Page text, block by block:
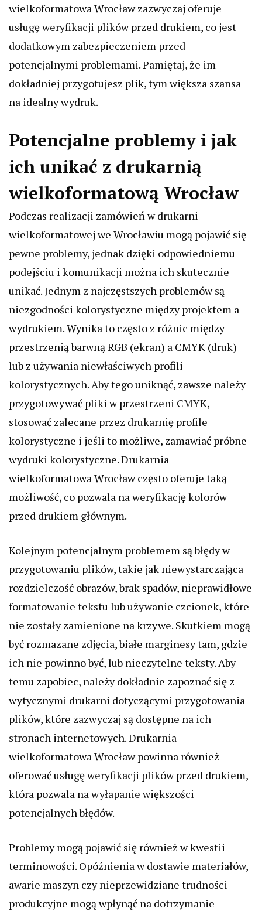
wielkoformatowa Wrocław zazwyczaj oferuje
usługę weryfikacji plików przed drukiem, co jest
dodatkowym zabezpieczeniem przed
potencjalnymi problemami. Pamiętaj, że im
dokładniej przygotujesz plik, tym większa szansa
na idealny wydruk.
Potencjalne problemy i jak
ich unikać z drukarnią
wielkoformatową Wrocław
Podczas realizacji zamówień w drukarni
wielkoformatowej we Wrocławiu mogą pojawić się
pewne problemy, jednak dzięki odpowiedniemu
podejściu i komunikacji można ich skutecznie
unikać. Jednym z najczęstszych problemów są
niezgodności kolorystyczne między projektem a
wydrukiem. Wynika to często z różnic między
przestrzenią barwną RGB (ekran) a CMYK (druk)
lub z używania niewłaściwych profili
kolorystycznych. Aby tego uniknąć, zawsze należy
przygotowywać pliki w przestrzeni CMYK,
stosować zalecane przez drukarnię profile
kolorystyczne i jeśli to możliwe, zamawiać próbne
wydruki kolorystyczne. Drukarnia
wielkoformatowa Wrocław często oferuje taką
możliwość, co pozwala na weryfikację kolorów
przed drukiem głównym.
Kolejnym potencjalnym problemem są błędy w
przygotowaniu plików, takie jak niewystarczająca
rozdzielczość obrazów, brak spadów, nieprawidłowe
formatowanie tekstu lub używanie czcionek, które
nie zostały zamienione na krzywe. Skutkiem mogą
być rozmazane zdjęcia, białe marginesy tam, gdzie
ich nie powinno być, lub nieczytelne teksty. Aby
temu zapobiec, należy dokładnie zapoznać się z
wytycznymi drukarni dotyczącymi przygotowania
plików, które zazwyczaj są dostępne na ich
stronach internetowych. Drukarnia
wielkoformatowa Wrocław powinna również
oferować usługę weryfikacji plików przed drukiem,
która pozwala na wyłapanie większości
potencjalnych błędów.
Problemy mogą pojawić się również w kwestii
terminowości. Opóźnienia w dostawie materiałów,
awarie maszyn czy nieprzewidziane trudności
produkcyjne mogą wpłynąć na dotrzymanie